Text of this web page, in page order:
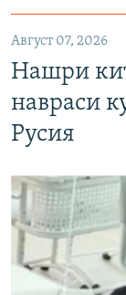
Август 07, 2026
Нашри
навраси
Русия